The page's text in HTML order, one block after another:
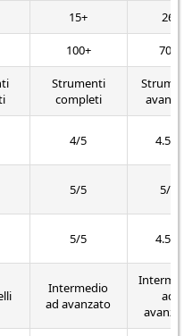
15+ 26
100+ 70+
Strumenti
completi
4/5 4.5/5
5/5 5/5
5/5 4.5/5
Intermedio
ad avanzato
ad